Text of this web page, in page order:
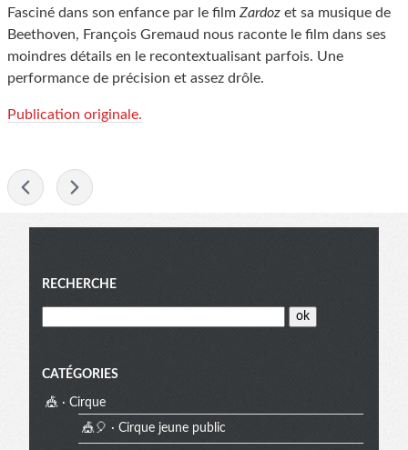
Fasciné dans son enfance par le film Zardoz et sa musique de
Beethoven, François Gremaud nous raconte le film dans ses
moindres détails en le recontextualisant parfois. Une
performance de précision et assez drôle.
Publication originale.
Menu
RECHERCHE
CATÉGORIES
🎪 · Cirque
🎪🎈 · Cirque jeune public